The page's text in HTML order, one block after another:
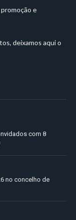
e
deixamos aqui o
com 8
no concelho de